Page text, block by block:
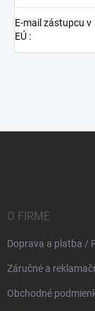
E-mail zástupcu v
EÚ :
O FIRME
Doprava a platba /
Záručné a
Obchodné